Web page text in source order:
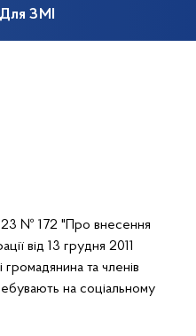
Для ЗМІ
№ 172 "Про внесення
від 13 грудня 2011
та членів
на соціальному